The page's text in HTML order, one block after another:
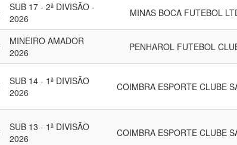
SUB 17 - 2ª DIVISÃO -
2026
MINAS BOCA FUTEBOL
MINEIRO AMADOR
2026
PENHAROL FUTEBOL
SUB 14 - 1ª DIVISÃO
2026
COIMBRA ESPORTE CLUBE
SUB 13 - 1ª DIVISÃO
2026
COIMBRA ESPORTE CLUBE